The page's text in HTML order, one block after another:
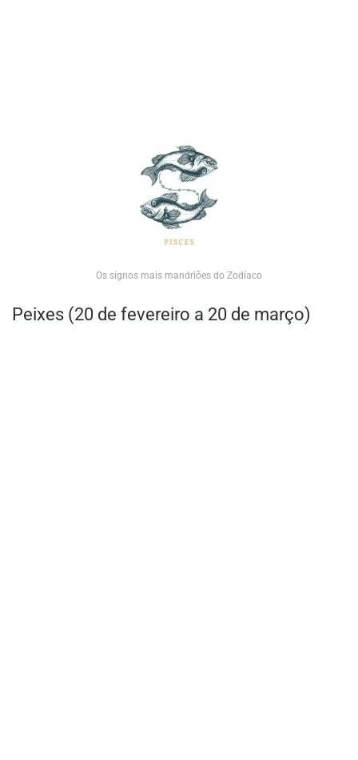
Os signos mais mandriões do Zodíaco
Peixes (20 de fevereiro a 20 de março)